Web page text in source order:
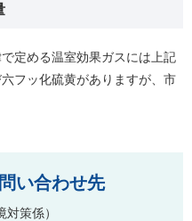
定める温室効果ガスには上記
フッ化硫黄がありますが、市
い合わせ先
対策係